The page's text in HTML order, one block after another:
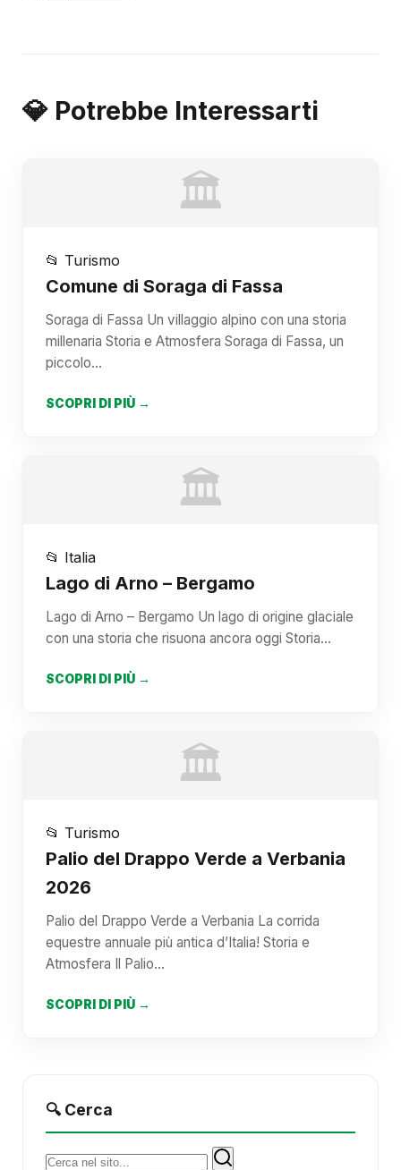
💎 Potrebbe Interessarti
🏛️
📂 Turismo
Comune di Soraga di Fassa
Soraga di Fassa Un villaggio alpino con una storia
millenaria Storia e Atmosfera Soraga di Fassa, un
piccolo…
SCOPRI DI PIÙ →
🏛️
📂 Italia
Lago di Arno – Bergamo
Lago di Arno – Bergamo Un lago di origine glaciale
con una storia che risuona ancora oggi Storia…
SCOPRI DI PIÙ →
🏛️
📂 Turismo
Palio del Drappo Verde a Verbania
2026
Palio del Drappo Verde a Verbania La corrida
equestre annuale più antica d’Italia! Storia e
Atmosfera Il Palio…
SCOPRI DI PIÙ →
🔍 Cerca
Cerca: